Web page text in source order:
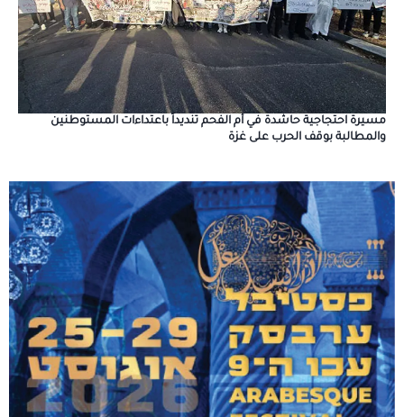
مسيرة احتجاجية حاشدة في أم الفحم تنديداً باعتداءات المستوطنين
والمطالبة بوقف الحرب على غزة